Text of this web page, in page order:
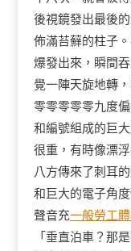
後視鏡發出最後
佈滿苔蘚的柱子
爆發出來，瞬間
覺一陣天旋地轉
零零零零零九度
和編號組成的巨
很重，有時像漂
八方傳來了刺耳
和巨大的電子角
聲音充一般勞工
「垂直泊車？那